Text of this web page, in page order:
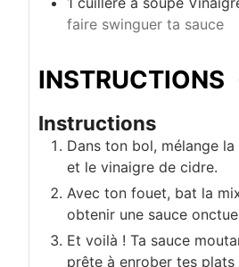
faire swinguer ta sauce
INSTRUCTIONS
Instructions
Dans ton bol, mélange
et le vinaigre de cidre.
Avec ton fouet, bat la
obtenir une sauce
Et voilà ! Ta sauce
prête à enrober tes plats